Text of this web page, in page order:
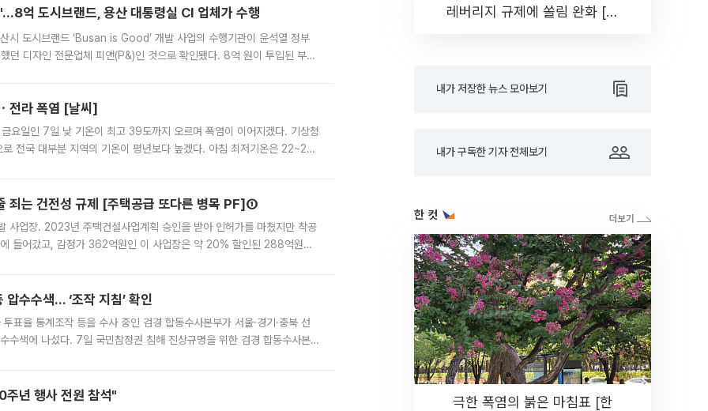
도시브랜드, 용산 대통령실 CI 업체가 수행
시 도시브랜드 ‘Busan is Good’ 개발 사업의 수행기관이 윤석열 정부
던 디자인 전문업체 피앤(P&)인 것으로 확인됐다. 8억 원이 투입된 부산
전라 폭염 [날씨]
금요일인 7일 낮 기온이 최고 39도까지 오르며 폭염이 이어지겠다. 기상청
전국 대부분 지역의 기온이 평년보다 높겠다. 아침 최저기온은 22~27
죄는 건전성 규제 [주택공급 또다른 병목 PF]①
사업장. 2023년 주택건설사업계획 승인을 받아 인허가를 마쳤지만 착공
들어갔고, 감정가 362억원인 이 사업장은 약 20% 할인된 288억원에
압수수색… ‘조작 지침’ 확인
표율 통계조작 등을 수사 중인 검경 합동수사본부가 서울·경기·충북 선
수색에 나섰다. 7일 국민참정권 침해 진상규명을 위한 검경 합동수사본
년 행사 전원 참석"
레버리지 규제에 쏠림 완화 [찐
내가 저장한 뉴스 모아보기
내가 구독한 기자 전체보기
한 컷
극한 폭염의 붉은 마침표 [한